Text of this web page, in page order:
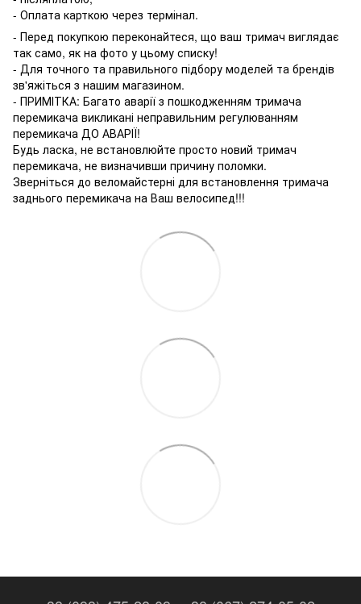
- Оплата карткою через термінал.
- Перед покупкою переконайтеся, що ваш тримач виглядає
так само, як на фото у цьому списку!
- Для точного та правильного підбору моделей та брендів
зв'яжіться з нашим магазином.
- ПРИМІТКА: Багато аварії з пошкодженням тримача
перемикача викликані неправильним регулюванням
перемикача ДО АВАРІЇ!
Будь ласка, не встановлюйте просто новий тримач
перемикача, не визначивши причину поломки.
Зверніться до веломайстерні для встановлення тримача
заднього перемикача на Ваш велосипед!!!